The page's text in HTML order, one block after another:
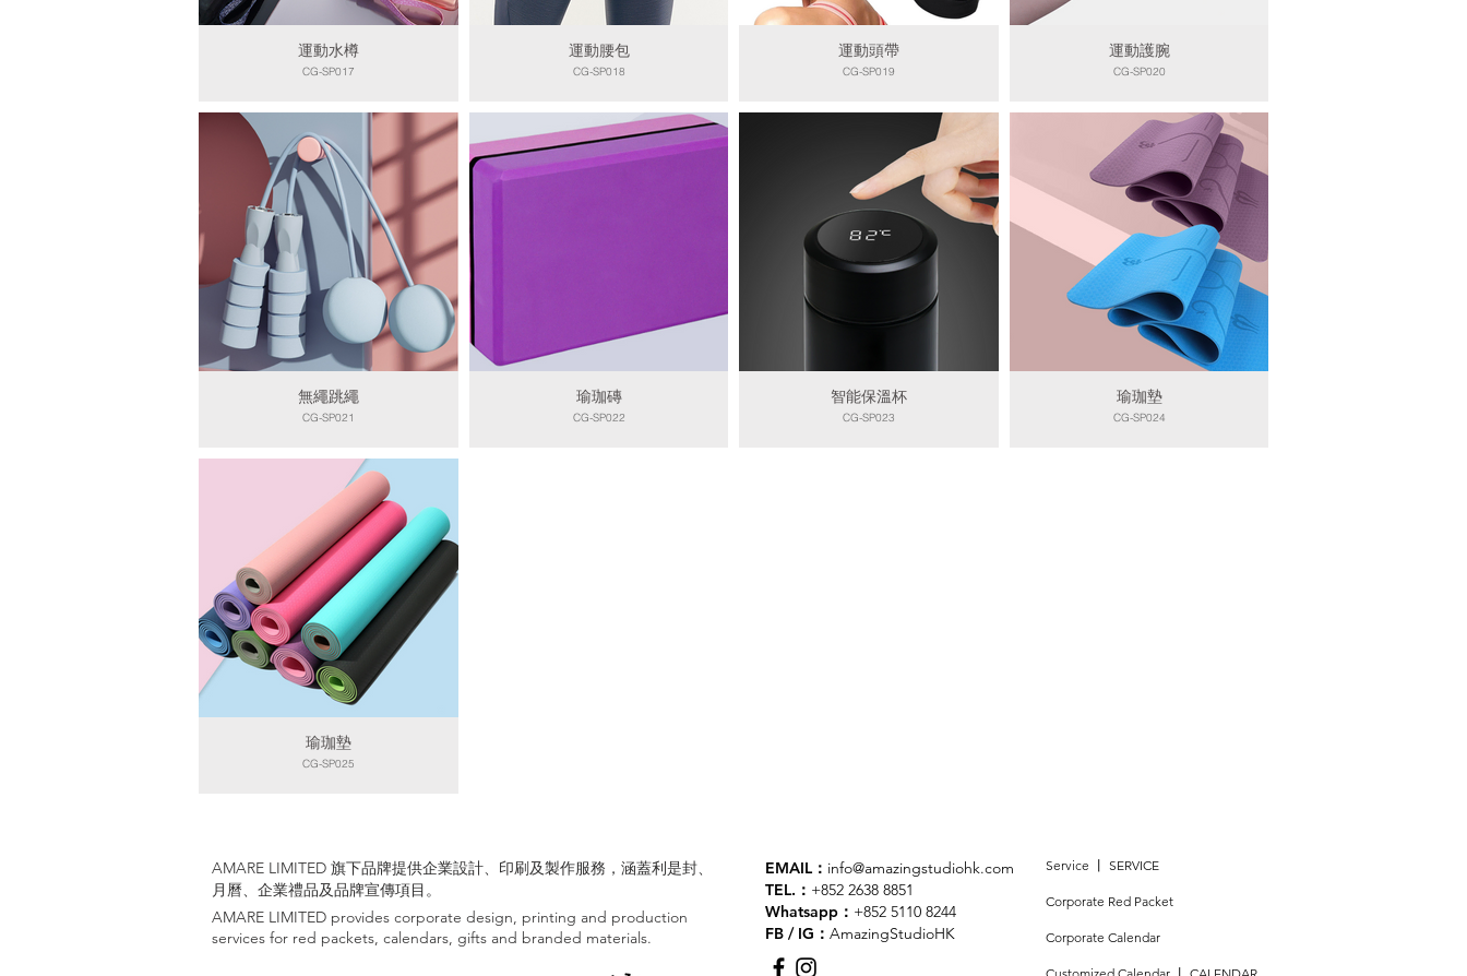
運動水樽
CG-SP017
運動腰包
CG-SP018
運動頭帶
CG-SP019
運動護腕
CG-SP020
無繩跳繩
CG-SP021
瑜珈磚
CG-SP022
智能保溫杯
CG-SP023
瑜珈墊
CG-SP024
瑜珈墊
CG-SP025
AMARE LIMITED 旗下品牌提供企業設計、印刷及製作服務，涵蓋利是封、
月曆、企業禮品及品牌宣傳項目。
AMARE LIMITED provides corporate design, printing and production
services for red packets, calendars, gifts and branded materials.
Service 丨 SERVICE
Corporate Red Packet
Corporate Calendar
EMAIL： info@amazingstudiohk.com
TEL.： +852 2638 8851
Whatsapp： +852 5110 8244
FB / IG： AmazingStudioHK